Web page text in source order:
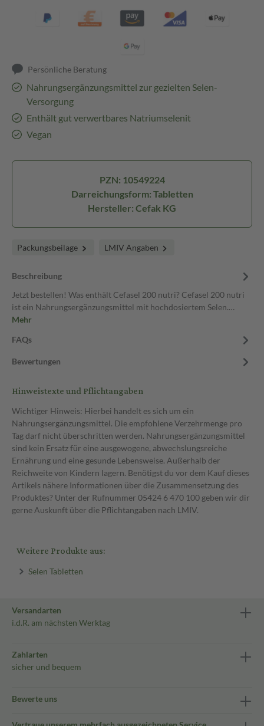
Persönliche Beratung
Nahrungsergänzungsmittel zur gezielten Selen-
Versorgung
Enthält gut verwertbares Natriumselenit
Vegan
PZN: 10549224
Darreichungsform: Tabletten
Hersteller: Cefak KG
Packungsbeilage LMIV Angaben
Beschreibung
Jetzt bestellen! Was enthält Cefasel 200 nutri? Cefasel 200 nutri
ist ein Nahrungsergänzungsmittel mit hochdosiertem Selen.…
Mehr
FAQs
Bewertungen
Hinweistexte und Pflichtangaben
Wichtiger Hinweis: Hierbei handelt es sich um ein
Nahrungsergänzungsmittel. Die empfohlene Verzehrmenge pro
Tag darf nicht überschritten werden. Nahrungsergänzungsmittel
sind kein Ersatz für eine ausgewogene, abwechslungsreiche
Ernährung und eine gesunde Lebensweise. Außerhalb der
Reichweite von Kindern lagern. Benötigst du vor dem Kauf dieses
Artikels nähere Informationen über die Zusammensetzung des
Produktes? Unter der Rufnummer 05424 6 470 100 geben wir dir
gerne Auskunft über die Pflichtangaben nach LMIV.
Weitere Produkte aus:
Selen Tabletten
Versandarten
i.d.R. am nächsten Werktag
Zahlarten
sicher und bequem
Bewerte uns